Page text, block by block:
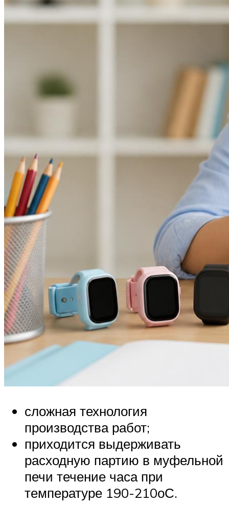
сложная технология
производства работ;
приходится выдерживать
расходную партию в муфельной
печи течение часа при
температуре 190-210оС.